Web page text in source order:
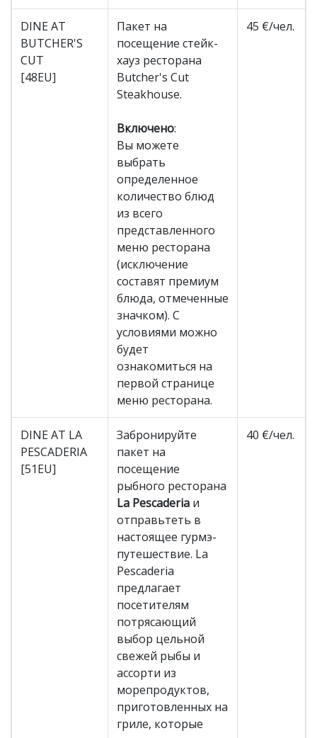
DINE AT
BUTCHER'S
CUT
[48EU]
Пакет на
посещение стейк-
хауз ресторана
Butcher's Cut
Steakhouse.
Включено:
Вы можете
выбрать
определенное
количество блюд
из всего
представленного
меню ресторана
(исключение
составят премиум
блюда, отмеченные
значком). С
условиями можно
будет
ознакомиться на
первой странице
меню ресторана.
45 €/чел.
DINE AT LA
PESCADERIA
[51EU]
Забронируйте
пакет на
посещение
рыбного ресторана
La Pescaderia и
отправьтеть в
настоящее гурмэ-
путешествие. La
Pescaderia
предлагает
посетителям
потрясающий
выбор цельной
свежей рыбы и
ассорти из
морепродуктов,
приготовленных на
гриле, которые
40 €/чел.